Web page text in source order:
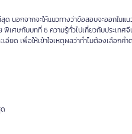
นอกจากจะให้แนวทางว่าข้อสอบจะออกใ
เศษกับบทที่ 6 ความรู้ทั่วไปเกี่ยวกับประเท
ยด เพื่อให้เข้าใจเหตุผลว่าทำไมต้องเลือกค